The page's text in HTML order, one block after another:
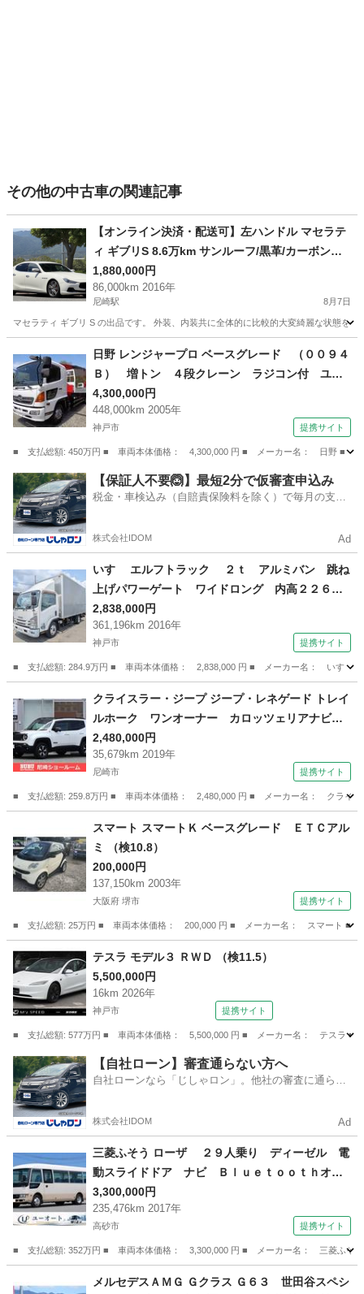
その他の中古車の関連記事
【オンライン決済・配送可】左ハンドル マセラテ
ィ ギブリS 8.6万km サンルーフ/黒革/カーボンス
テア
1,880,000円
86,000km 2016年
尼崎駅 8月7日
マセラティ ギブリ S の出品です。 外装、内装共に全体的に比較的大変綺麗な状態を
尼崎駅 その他
日野 レンジャープロ ベースグレード （００９４
Ｂ） 増トン ４段クレーン ラジコン付 ユニ
ック（ＵＲＵ３７４） フックイン２．９ｔ吊
差し違いアウトリガー 角足 Ｆ６ＭＴ ターボ
あり 煤焼きあり アドブルーなし 中古クレー
ン車 （なし）
4,300,000円
448,000km 2005年
神戸市 提携サイト
■ 支払総額: 450万円 ■ 車両本体価格： 4,300,000 円 ■ メーカー名： 日野 ■
兵庫 神戸市 その他
【保証人不要🙆】最短2分で仮審査申込み
税金・車検込み（自賠責保険料を除く）で毎月の支払
株式会社IDOM Ad
いすゞ エルフトラック ２ｔ アルミバン 跳ね
上げパワーゲート ワイドロング 内高２２６ｃ
ｍ ２トン バン 荷台キルティング張り ラッ
シング２段 バックモニター ミッション ター
ボ 準中型 積載量２．０００ｋｇ オートター
ン （なし）
2,838,000円
361,196km 2016年
神戸市 提携サイト
■ 支払総額: 284.9万円 ■ 車両本体価格： 2,838,000 円 ■ メーカー名： いす
その他
クライスラー・ジープ ジープ・レネゲード トレイ
ルホーク ワンオーナー カロッツェリアナビ
地デジＴＶ シートヒーター ＬＥＤヘッドライ
ト／デイライト ボンネットデカールグラフィッ
ク デジタルインナーミラー ３６０°ドラレコ
レーダー探知機 新品タイヤ４本 （検8.11）
2,480,000円
35,679km 2019年
尼崎市 提携サイト
■ 支払総額: 259.8万円 ■ 車両本体価格： 2,480,000 円 ■ メーカー名： クライ
スマート スマートＫ ベースグレード ＥＴＣアル
ミ （検10.8）
200,000円
137,150km 2003年
大阪府 堺市 提携サイト
■ 支払総額: 25万円 ■ 車両本体価格： 200,000 円 ■ メーカー名： スマート
大阪 堺市 その他
テスラ モデル３ ＲＷＤ （検11.5）
5,500,000円
16km 2026年
神戸市 提携サイト
■ 支払総額: 577万円 ■ 車両本体価格： 5,500,000 円 ■ メーカー名： テス
兵庫 神戸市 その他
【自社ローン】審査通らない方へ
自社ローンなら「じしゃロン」。他社の審査に通らな
株式会社IDOM Ad
三菱ふそう ローザ ２９人乗り ディーゼル 電
動スライドドア ナビ Ｂｌｕｅｔｏｏｔｈオー
ディオ バックカメラ ＥＴＣ エアコン パワ
ステ 運転席パワーウィンドウ （車検整備付）
3,300,000円
235,476km 2017年
高砂市 提携サイト
■ 支払総額: 352万円 ■ 車両本体価格： 3,300,000 円 ■ メーカー名： 三菱ふ
その他
メルセデスＡＭＧ Ｇクラス Ｇ６３ 世田谷スペシ